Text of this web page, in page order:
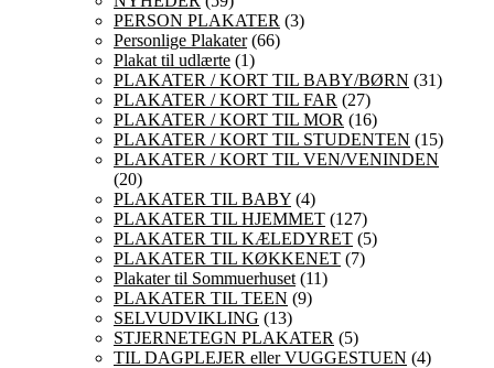
PERSON PLAKATER (3)
Personlige Plakater(66)
Plakat til udlærte (1)
PLAKATER / KORT TIL BABY/BØRN (31)
PLAKATER / KORT TIL FAR (27)
PLAKATER / KORT TIL MOR (16)
PLAKATER / KORT TIL STUDENTEN (15)
PLAKATER / KORT TIL VEN/VENINDEN
(20)
PLAKATER TIL BABY (4)
PLAKATER TIL HJEMMET (127)
PLAKATER TIL KÆLEDYRET (5)
PLAKATER TIL KØKKENET (7)
Plakater til Sommuerhuset (11)
PLAKATER TIL TEEN (9)
SELVUDVIKLING (13)
STJERNETEGN PLAKATER (5)
TIL DAGPLEJER eller VUGGESTUEN (4)